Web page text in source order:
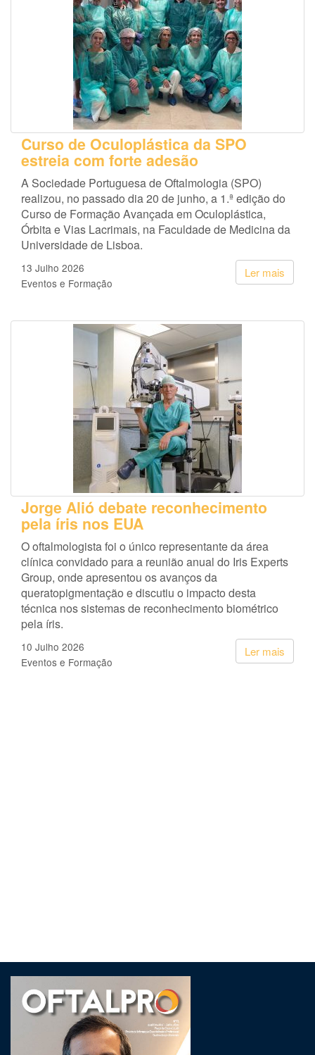
Curso de Oculoplástica da SPO
estreia com forte adesão
A Sociedade Portuguesa de Oftalmologia (SPO)
realizou, no passado dia 20 de junho, a 1.ª edição do
Curso de Formação Avançada em Oculoplástica,
Órbita e Vias Lacrimais, na Faculdade de Medicina da
Universidade de Lisboa.
Ler mais
13 Julho 2026
Eventos e Formação
Jorge Alió debate reconhecimento
pela íris nos EUA
O oftalmologista foi o único representante da área
clínica convidado para a reunião anual do Iris Experts
Group, onde apresentou os avanços da
queratopigmentação e discutiu o impacto desta
técnica nos sistemas de reconhecimento biométrico
pela íris.
Ler mais
10 Julho 2026
Eventos e Formação